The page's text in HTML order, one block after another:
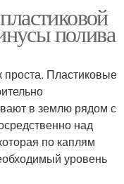
полива
проста. Пластиковые
в землю рядом с
над
по каплям
уровень